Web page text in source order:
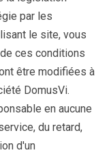
par les
le site, vous
ces conditions
être modifiées à
DomusVi.
en aucune
du retard,
d'un